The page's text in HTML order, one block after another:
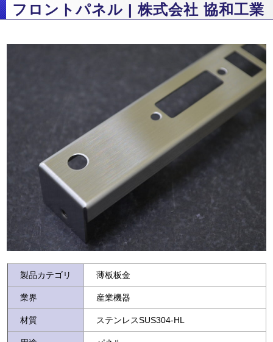
フロントパネル | 株式会社 協和工業
製品カテゴリ 薄板板金
業界 産業機器
材質 ステンレスSUS304-HL